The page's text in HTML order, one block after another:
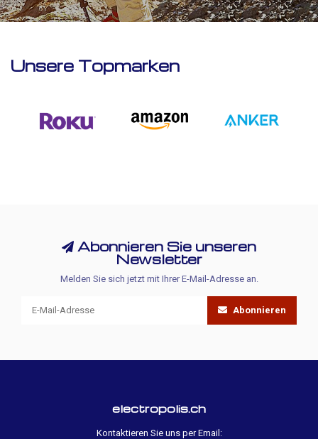
Unsere Topmarken
Abonnieren Sie unseren
Newsletter
Melden Sie sich jetzt mit Ihrer E-Mail-Adresse an.
Abonnieren
electropolis.ch
Kontaktieren Sie uns per Email: